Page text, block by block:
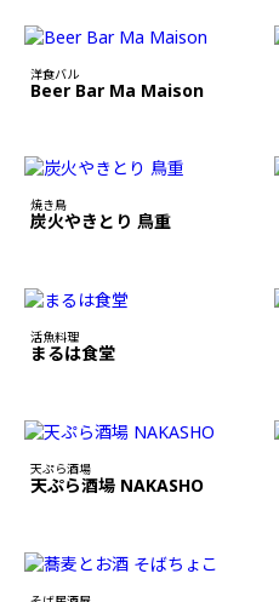
洋食バル
Beer Bar Ma Maison
焼き鳥
炭火やきとり 鳥重
活魚料理
まるは食堂
天ぷら酒場
天ぷら酒場 NAKASHO